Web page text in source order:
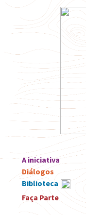
A iniciativa
Diálogos
Biblioteca
Faça Parte